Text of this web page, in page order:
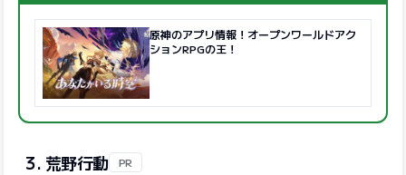
原神のアプリ情報！オープンワールドアク
ションRPGの王！
3. 荒野行動 PR